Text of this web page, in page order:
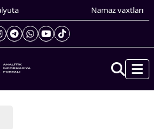
Namaz vaxtları